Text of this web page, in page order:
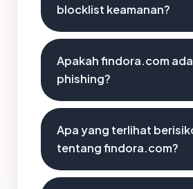
blocklist keamanan?
Apakah findora.com
phishing?
Apa yang terlihat
tentang findora.com?